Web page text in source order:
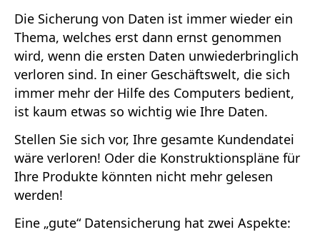
Die Sicherung von Daten ist immer wieder ein
Thema, welches erst dann ernst genommen
wird, wenn die ersten Daten unwiederbringlich
verloren sind. In einer Geschäftswelt, die sich
immer mehr der Hilfe des Computers bedient,
ist kaum etwas so wichtig wie Ihre Daten.
Stellen Sie sich vor, Ihre gesamte Kundendatei
wäre verloren! Oder die Konstruktionspläne für
Ihre Produkte könnten nicht mehr gelesen
werden!
Eine „gute“ Datensicherung hat zwei Aspekte: